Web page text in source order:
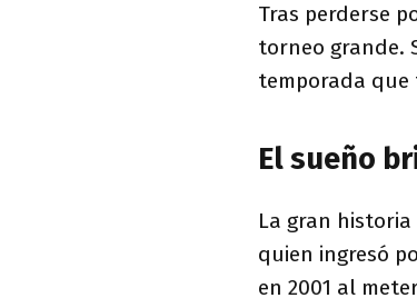
Tras perderse
torneo grande.
temporada que
El sueño
La gran
quien ingresó
en 2001 al